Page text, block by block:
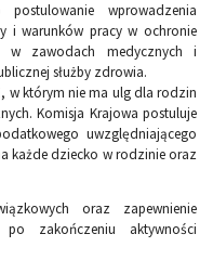
wprowadzenia
i warunków pracy w ochronie
w zawodach medycznych i
służby zdrowia.
w którym nie ma ulg dla rodzin
Komisja Krajowa postuluje
uwzględniającego
każde dziecko w rodzinie oraz
oraz zapewnienie
po zakończeniu aktywności